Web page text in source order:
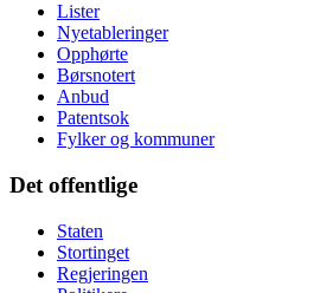
Lister
Nyetableringer
Opphørte
Børsnotert
Anbud
Patentsok
Fylker og kommuner
Det offentlige
Staten
Stortinget
Regjeringen